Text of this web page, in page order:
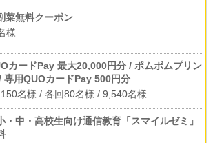
菜無料クーポン
様
カードPay 最大20,000円分 / ポムポムプリン
専用QUOカードPay 500円分
名様 / 各回80名様 / 9,540名様
・中・高校生向け通信教育「スマイルゼミ」